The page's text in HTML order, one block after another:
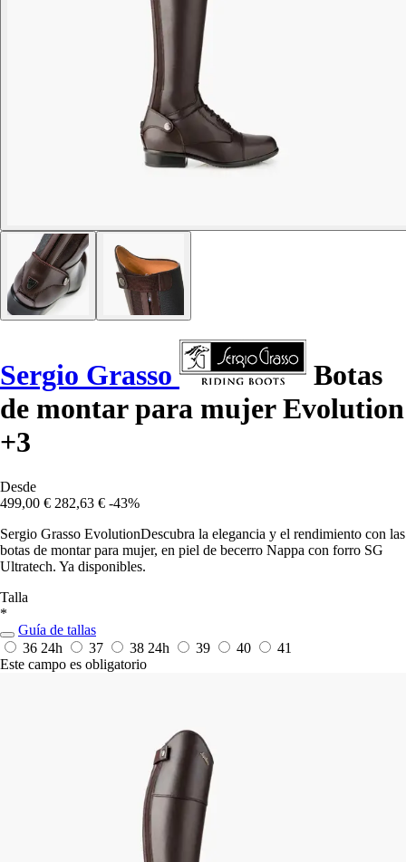
Sergio Grasso
Botas
de montar para mujer Evolution
+3
Desde
499,00 € 282,63 € -43%
Sergio Grasso EvolutionDescubra la elegancia y el rendimiento con las
botas de montar para mujer, en piel de becerro Nappa con forro SG
Ultratech. Ya disponibles.
Talla
*
Guía de tallas
36 24h 37 38 24h 39 40
41
Este campo es obligatorio